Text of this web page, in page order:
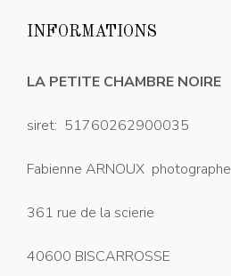
INFORMATIONS
LA PETITE CHAMBRE NOIRE
siret: 51760262900035
Fabienne ARNOUX photographe
361 rue de la scierie
40600 BISCARROSSE